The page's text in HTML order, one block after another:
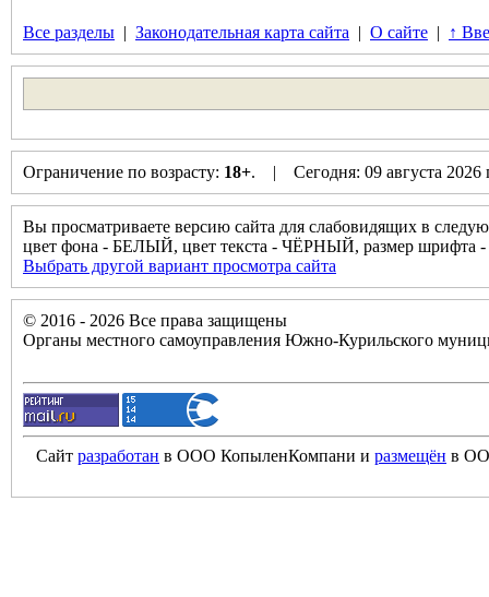
Все разделы | Законодательная карта сайта | О сайте | ↑
Ограничение по возрасту: 18+. | Сегодня: 09 августа
Вы просматриваете версию сайта для слабовидящих в
цвет фона - БЕЛЫЙ, цвет текста - ЧЁРНЫЙ, размер
Выбрать другой вариант просмотра сайта
© 2016 - 2026 Все права защищены
Органы местного самоуправления Южно-Курильского
Сайт разработан в ООО КопыленКомпани и размещён в